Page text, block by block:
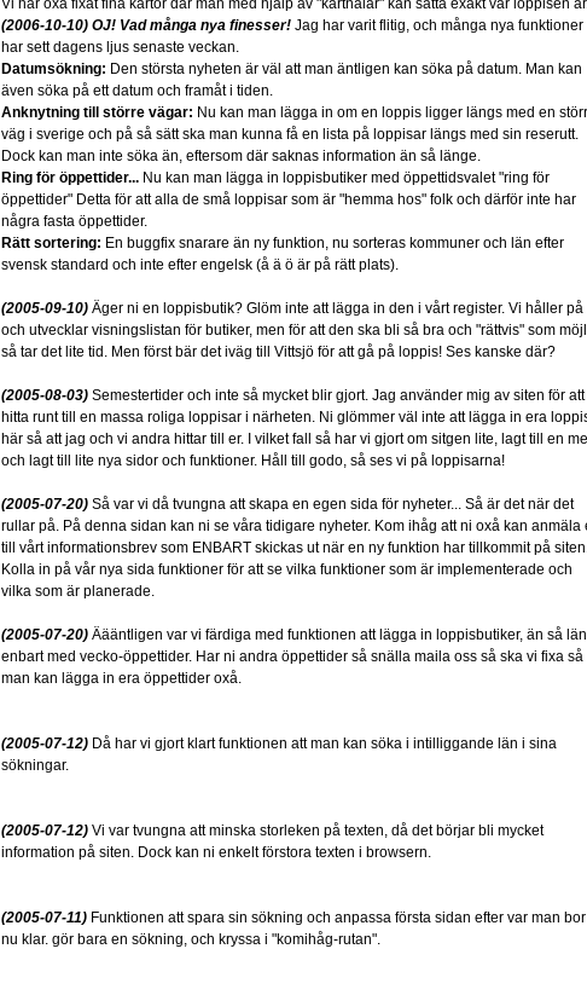
Vi har oxå fixat fina kartor där man med hjälp av "kartnålar" kan sätta exakt var loppisen
(2006-10-10) OJ! Vad många nya finesser! Jag har varit flitig, och många nya funktioner
har sett dagens ljus senaste veckan.
Datumsökning: Den största nyheten är väl att man äntligen kan söka på datum. Man kan
även söka på ett datum och framåt i tiden.
Anknytning till större vägar: Nu kan man lägga in om en loppis ligger längs med en
väg i sverige och på så sätt ska man kunna få en lista på loppisar längs med sin reserutt.
Dock kan man inte söka än, eftersom där saknas information än så länge.
Ring för öppettider... Nu kan man lägga in loppisbutiker med öppettidsvalet "ring för
öppettider" Detta för att alla de små loppisar som är "hemma hos" folk och därför inte har
några fasta öppettider.
Rätt sortering: En buggfix snarare än ny funktion, nu sorteras kommuner och län efter
svensk standard och inte efter engelsk (å ä ö är på rätt plats).
(2005-09-10) Äger ni en loppisbutik? Glöm inte att lägga in den i vårt register. Vi håller på
och utvecklar visningslistan för butiker, men för att den ska bli så bra och "rättvis" som
så tar det lite tid. Men först bär det iväg till Vittsjö för att gå på loppis! Ses kanske där?
(2005-08-03) Semestertider och inte så mycket blir gjort. Jag använder mig av siten för att
hitta runt till en massa roliga loppisar i närheten. Ni glömmer väl inte att lägga in era
här så att jag och vi andra hittar till er. I vilket fall så har vi gjort om sitgen lite, lagt till en
och lagt till lite nya sidor och funktioner. Håll till godo, så ses vi på loppisarna!
(2005-07-20) Så var vi då tvungna att skapa en egen sida för nyheter... Så är det när det
rullar på. På denna sidan kan ni se våra tidigare nyheter. Kom ihåg att ni oxå kan anmäla
till vårt informationsbrev som ENBART skickas ut när en ny funktion har tillkommit på
Kolla in på vår nya sida funktioner för att se vilka funktioner som är implementerade och
vilka som är planerade.
(2005-07-20) Äääntligen var vi färdiga med funktionen att lägga in loppisbutiker, än så
enbart med vecko-öppettider. Har ni andra öppettider så snälla maila oss så ska vi fixa så
man kan lägga in era öppettider oxå.
(2005-07-12) Då har vi gjort klart funktionen att man kan söka i intilliggande län i sina
sökningar.
(2005-07-12) Vi var tvungna att minska storleken på texten, då det börjar bli mycket
information på siten. Dock kan ni enkelt förstora texten i browsern.
(2005-07-11) Funktionen att spara sin sökning och anpassa första sidan efter var man
nu klar. gör bara en sökning, och kryssa i "komihåg-rutan".